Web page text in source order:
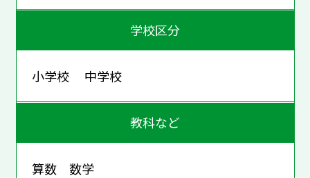
学校区分
小学校 中学校
教科など
算数 数学